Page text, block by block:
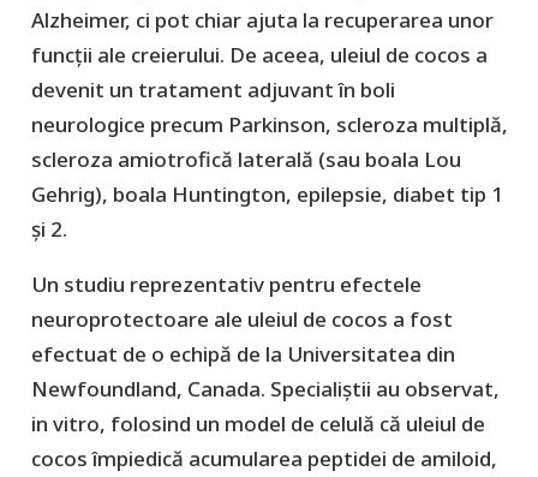
Alzheimer, ci pot chiar ajuta la recuperarea unor
funcții ale creierului. De aceea, uleiul de cocos a
devenit un tratament adjuvant în boli
neurologice precum Parkinson, scleroza multiplă,
scleroza amiotrofică laterală (sau boala Lou
Gehrig), boala Huntington, epilepsie, diabet tip 1
și 2.
Un studiu reprezentativ pentru efectele
neuroprotectoare ale uleiul de cocos a fost
efectuat de o echipă de la Universitatea din
Newfoundland, Canada. Specialiștii au observat,
in vitro, folosind un model de celulă că uleiul de
cocos împiedică acumularea peptidei de amiloid,